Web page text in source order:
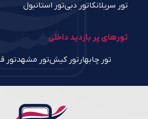
تور سریلانکاتور دبیتور استانبول
تورهای پر بازدید داخلی
تور چابهارتور کیش تور مشهدتور